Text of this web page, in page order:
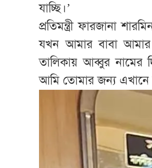
যাচ্ছি।’
প্রতিমন্ত্রী ফারজানা
যখন আমার বাবা
তালিকায় আব্বুর
আমি তোমার জন্য এখানে